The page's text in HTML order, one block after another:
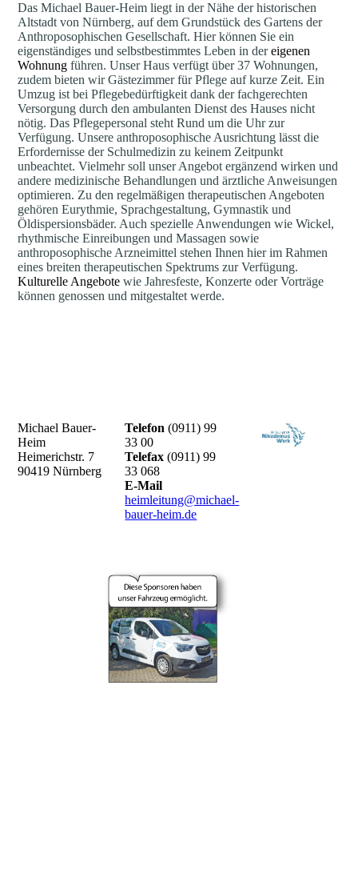
Das Michael Bauer-Heim liegt in der Nähe der historischen
Altstadt von Nürnberg, auf dem Grundstück des Gartens der
Anthroposophischen Gesellschaft. Hier können Sie ein
eigenständiges und selbstbestimmtes Leben in dereigenen
Wohnung führen. Unser Haus verfügt über 37 Wohnungen,
zudem bieten wir Gästezimmer für Pflege auf kurze Zeit. Ein
Umzug ist bei Pflegebedürftigkeit dank der fachgerechten
Versorgung durch den ambulanten Dienst des Hauses nicht
nötig. Das Pflegepersonal steht Rund um die Uhr zur
Verfügung. Unsere anthroposophische Ausrichtung lässt die
Erfordernisse der Schulmedizin zu keinem Zeitpunkt
unbeachtet. Vielmehr soll unser Angebot ergänzend wirken und
andere medizinische Behandlungen und ärztliche Anweisungen
optimieren. Zu den regelmäßigen therapeutischen Angeboten
gehören Eurythmie, Sprachgestaltung, Gymnastik und
Öldispersionsbäder. Auch spezielle Anwendungen wie Wickel,
rhythmische Einreibungen und Massagen sowie
anthroposophische Arzneimittel stehen Ihnen hier im Rahmen
eines breiten therapeutischen Spektrums zur Verfügung.
Kulturelle Angebote wie Jahresfeste, Konzerte oder Vorträge
können genossen und mitgestaltet werde.
Michael Bauer-
Heim
Heimerichstr. 7
90419 Nürnberg
Telefon (0911) 99
33 00
Telefax (0911) 99
33 068
E-Mail
heimleitung@michael-
bauer-heim.de